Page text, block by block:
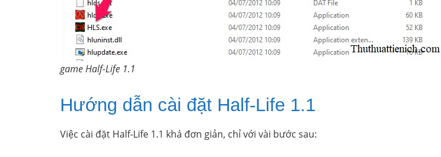
game Half-Life 1.1
Hướng dẫn cài đặt Half-Life 1.1
Việc cài đặt Half-Life 1.1 khá đơn giản, chỉ với vài bước sau: